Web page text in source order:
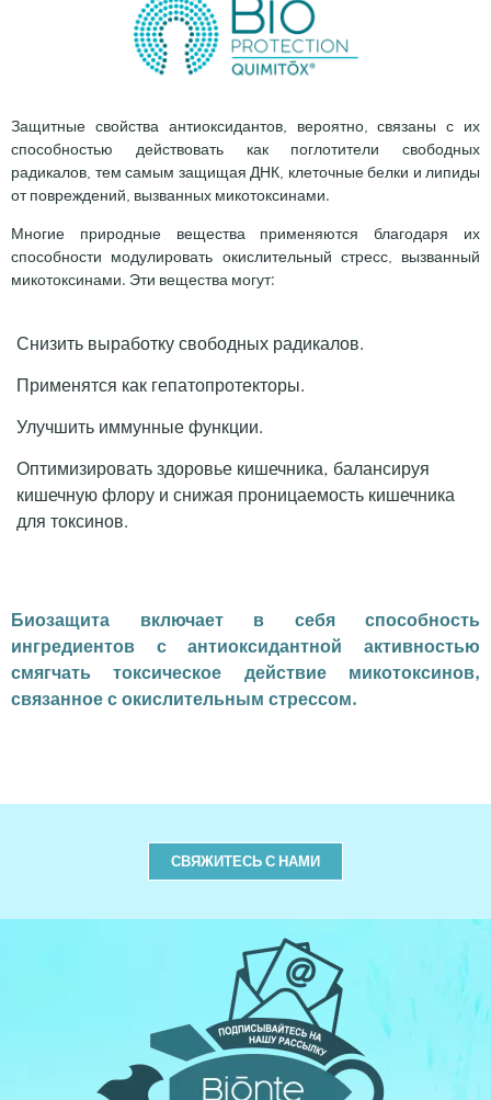
Защитные свойства антиоксидантов, вероятно, связаны с их
способностью действовать как поглотители свободных
радикалов, тем самым защищая ДНК, клеточные белки и липиды
от повреждений, вызванных микотоксинами.
Многие природные вещества применяются благодаря их
способности модулировать окислительный стресс, вызванный
микотоксинами. Эти вещества могут:
Снизить выработку свободных радикалов.
Применятся как гепатопротекторы.
Улучшить иммунные функции.
Оптимизировать здоровье кишечника, балансируя
кишечную флору и снижая проницаемость кишечника
для токсинов.
Биозащита включает в себя способность
ингредиентов с антиоксидантной активностью
смягчать токсическое действие микотоксинов,
связанное с окислительным стрессом.
СВЯЖИТЕСЬ С НАМИ